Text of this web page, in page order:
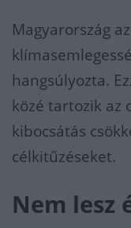
Magyarország
hangsúlyozta.
közé tartozik az
kibocsátás
célkitűzéseket.
Nem lesz